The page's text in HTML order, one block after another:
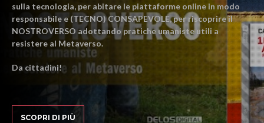
sulla tecnologia, per abitare le piattaforme online in modo
responsabile e (TECNO) CONSAPEVOLE, per riscoprire il
NOSTROVERSO adottando pratiche umaniste utili a
resistere al Metaverso.
Da cittadini!
SCOPRI DI PIÙ